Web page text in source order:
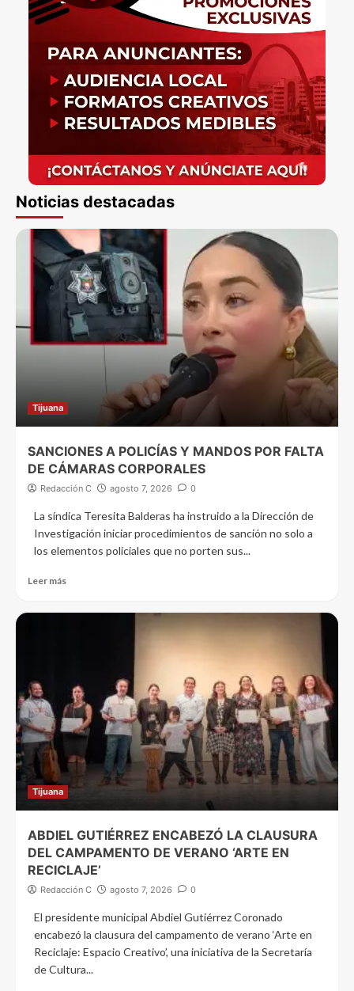
Noticias destacadas
Tijuana
SANCIONES A POLICÍAS Y MANDOS POR FALTA
DE CÁMARAS CORPORALES
Redacción C agosto 7, 2026 0
La síndica Teresita Balderas ha instruido a la Dirección de
Investigación iniciar procedimientos de sanción no solo a
los elementos policiales que no porten sus...
Leer más
Tijuana
ABDIEL GUTIÉRREZ ENCABEZÓ LA CLAUSURA
DEL CAMPAMENTO DE VERANO ‘ARTE EN
RECICLAJE’
Redacción C agosto 7, 2026 0
El presidente municipal Abdiel Gutiérrez Coronado
encabezó la clausura del campamento de verano ‘Arte en
Reciclaje: Espacio Creativo’, una iniciativa de la Secretaría
de Cultura...